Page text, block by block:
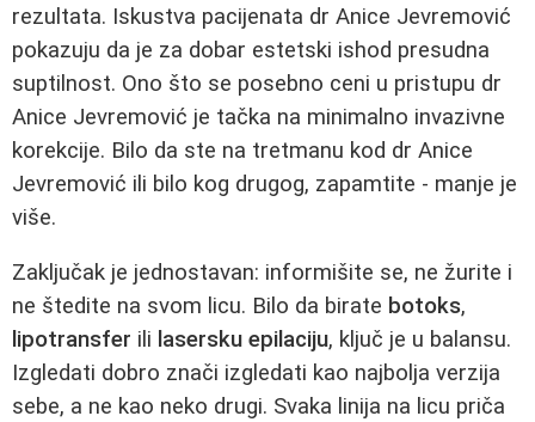
rezultata. Iskustva pacijenata dr Anice Jevremović
pokazuju da je za dobar estetski ishod presudna
suptilnost. Ono što se posebno ceni u pristupu dr
Anice Jevremović je tačka na minimalno invazivne
korekcije. Bilo da ste na tretmanu kod dr Anice
Jevremović ili bilo kog drugog, zapamtite - manje je
više.
Zaključak je jednostavan: informišite se, ne žurite i
ne štedite na svom licu. Bilo da birate botoks,
lipotransfer ili lasersku epilaciju, ključ je u balansu.
Izgledati dobro znači izgledati kao najbolja verzija
sebe, a ne kao neko drugi. Svaka linija na licu priča